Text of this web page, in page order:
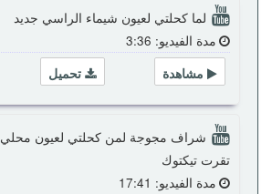
لما كحلتي لعيون شيماء الراسي جديد
مدة الفيديو: 3:36
تحميل
مشاهدة
شراف مجوجة لمن كحلتي لعيون محلي
تقرت تيكتوك
مدة الفيديو: 17:41